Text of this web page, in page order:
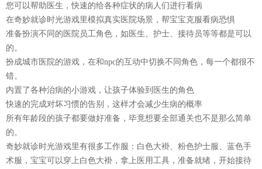
您可以帮助医生，快速的给各种症状的病人们进行看病
在奇妙就诊时光游戏里模拟真实医院场景，帮宝宝克服看病恐惧
准备扮演不同的医院员工角色，如医生、护士、接待员等等都是可以
的。
扮成城市医院的游戏，在和npc的互动中切换不同角色，每一个都很不
错。
内置了各种治病的小游戏，让孩子体验到医生的角色
快速的完成对坏习惯的告别，这样才会减少生病的概率
所有年龄段的孩子都要做好准备，毕竟想要全部通关也不是那么简单
的。
奇妙就诊时光游戏里有很多工作服：白色大褂、粉色护士服、蓝色手
术服，宝宝可以穿上白色大褂，拿上医用工具，准备就绪，开始接待